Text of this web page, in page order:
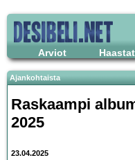
Arviot
Ajankohtaista
Raskaampi
2025
23.04.2025